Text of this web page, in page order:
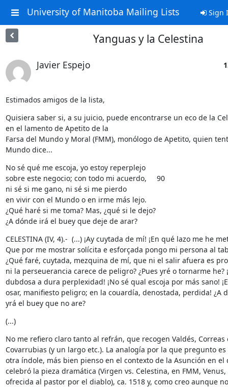
University of Manitoba Mailing Lists Sign
Yanguas y la Celestina
Javier Espejo
Estimados amigos de la lista,
Quisiera saber si, a su juicio, puede encontrarse un eco de la
en el lamento de Apetito de la
Farsa del Mundo y Moral (FMM), monólogo de Apetito, quien
Mundo dice...
No sé qué me escoja, yo estoy reperplejo
sobre este negocio; con todo mi acuerdo,     90
ni sé si me gano, ni sé si me pierdo
en vivir con el Mundo o en irme más lejo.
¿Qué haré si me toma? Mas, ¿qué si le dejo?
¿A dónde irá el buey que deje de arar?
CELESTINA (IV, 4).-  (...) ¡Ay cuytada de mí! ¡En qué lazo me he
Que por me mostrar solícita e esforçada pongo mi persona al
¿Qué faré, cuytada, mezquina de mí, que ni el salir afuera es
ni la perseuerancia carece de peligro? ¿Pues yré o tornarme he?
dubdosa a dura perplexidad! ¡No sé qual escoja por más sano!
osar, manifiesto peligro; en la couardía, denostada, perdida! ¿A
yrá el buey que no are?
(...)
No me refiero claro tanto al refrán, que recogen Valdés, Correas
Covarrubias (y un largo etc.). La analogía por la que pregunto
otra índole, más bien pienso en el contexto de la Asunción en el
celebró la pieza dramática (Virgen vs. Celestina, en FMM, Venus,
ofrecida al pastor por el diablo), ca. 1518 y, como creo aunque